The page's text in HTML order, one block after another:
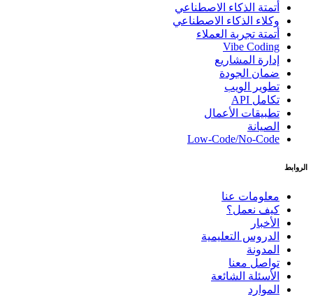
أتمتة الذكاء الاصطناعي
وكلاء الذكاء الاصطناعي
أتمتة تجربة العملاء
Vibe Coding
إدارة المشاريع
ضمان الجودة
تطوير الويب
تكامل API
تطبيقات الأعمال
الصيانة
Low-Code/No-Code
الروابط
معلومات عنا
كيف نعمل؟
الأخبار
الدروس التعليمية
المدونة
تواصل معنا
الأسئلة الشائعة
الموارد